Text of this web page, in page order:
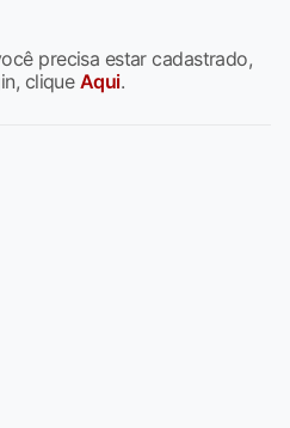
precisa estar cadastrado,
clique Aqui.